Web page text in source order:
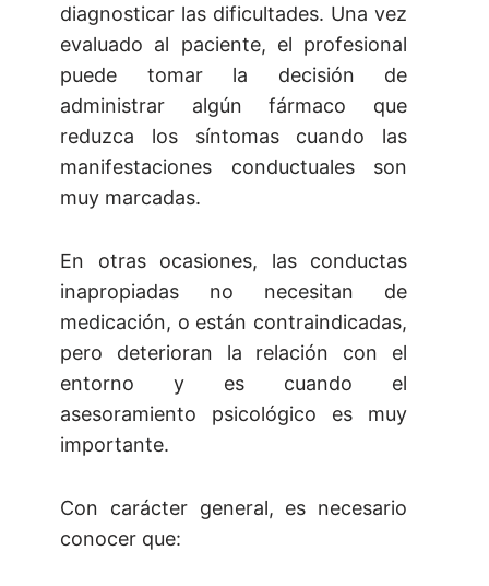
diagnosticar las dificultades. Una vez
evaluado al paciente, el profesional
puede tomar la decisión de
administrar algún fármaco que
reduzca los síntomas cuando las
manifestaciones conductuales son
muy marcadas.
En otras ocasiones, las conductas
inapropiadas no necesitan de
medicación, o están contraindicadas,
pero deterioran la relación con el
entorno y es cuando el
asesoramiento psicológico es muy
importante.
Con carácter general, es necesario
conocer que: